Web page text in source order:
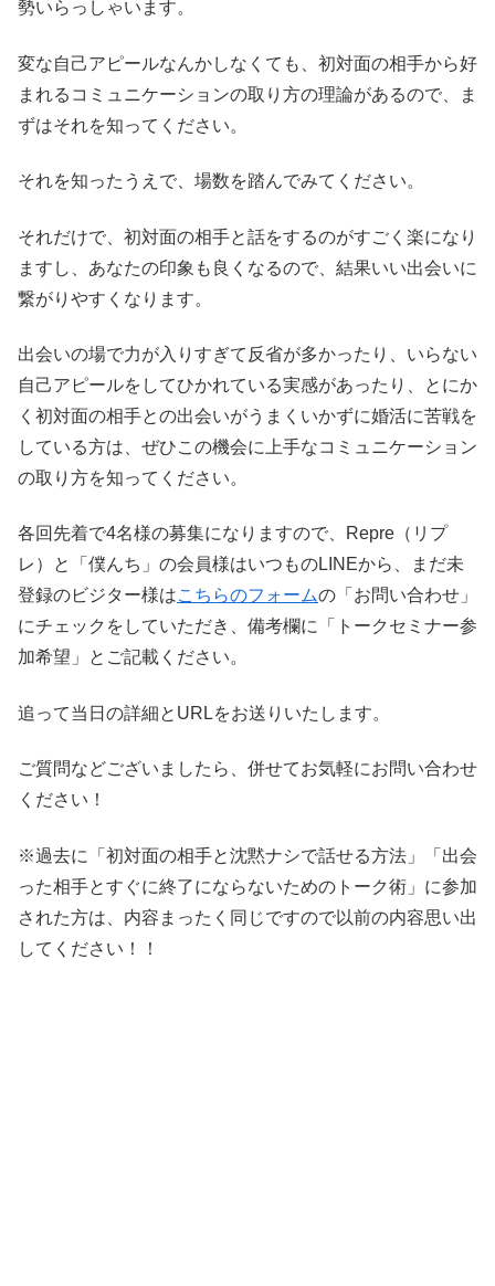
勢いらっしゃいます。
変な自己アピールなんかしなくても、初対面の相手から好
まれるコミュニケーションの取り方の理論があるので、ま
ずはそれを知ってください。
それを知ったうえで、場数を踏んでみてください。
それだけで、初対面の相手と話をするのがすごく楽になり
ますし、あなたの印象も良くなるので、結果いい出会いに
繋がりやすくなります。
出会いの場で力が入りすぎて反省が多かったり、いらない
自己アピールをしてひかれている実感があったり、とにか
く初対面の相手との出会いがうまくいかずに婚活に苦戦を
している方は、ぜひこの機会に上手なコミュニケーション
の取り方を知ってください。
各回先着で4名様の募集になりますので、Repre（リプ
レ）と「僕んち」の会員様はいつものLINEから、まだ未
登録のビジター様はこちらのフォームの「お問い合わせ」
にチェックをしていただき、備考欄に「トークセミナー参
加希望」とご記載ください。
追って当日の詳細とURLをお送りいたします。
ご質問などございましたら、併せてお気軽にお問い合わせ
ください！
※過去に「初対面の相手と沈黙ナシで話せる方法」「出会
った相手とすぐに終了にならないためのトーク術」に参加
された方は、内容まったく同じですので以前の内容思い出
してください！！